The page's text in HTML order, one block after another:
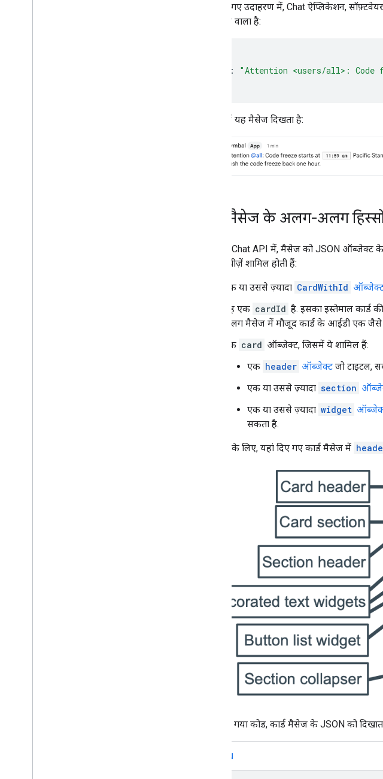
यहां दिए गए उदाहरण में, Chat ऐप्लिकेशन,
फ़्रीज़ होने वाला है:
:
"Attention <users/all>:
JSON में यह मैसेज दिखता है:
कार्ड मैसेज के अलग-अलग
Google Chat API में, मैसेज को JSON ऑब्जेक्ट के
इसमें ये चीज़ें शामिल होती हैं:
एक या उससे ज़्यादा CardWithId
यह एक cardId है. इसका इस्तेमाल कार्ड
अलग मैसेज में मौजूद कार्ड के आईडी एक
एक card ऑब्जेक्ट, जिसमें ये शामिल हैं:
एक header ऑब्जेक्ट जो टाइटल,
एक या उससे ज़्यादा section
एक या उससे ज़्यादा widget
सकता है.
उदाहरण के लिए, यहां दिए गए कार्ड मैसेज में
यहां दिया गया कोड, कार्ड मैसेज के JSON को
JSON